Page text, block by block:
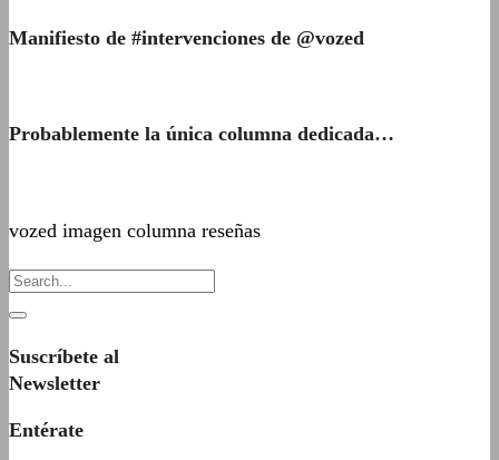
Manifiesto de #intervenciones de @vozed
Probablemente la única columna dedicada…
vozed imagen columna reseñas
Suscríbete al
Newsletter
Entérate